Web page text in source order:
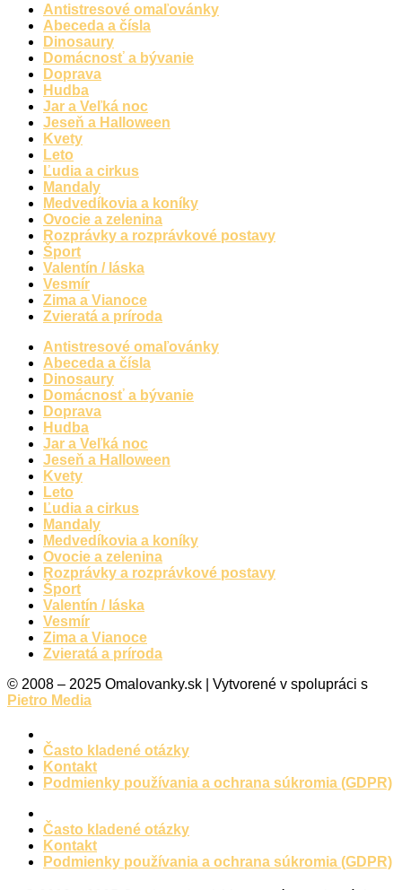
Antistresové omaľovánky
Abeceda a čísla
Dinosaury
Domácnosť a bývanie
Doprava
Hudba
Jar a Veľká noc
Jeseň a Halloween
Kvety
Leto
Ľudia a cirkus
Mandaly
Medvedíkovia a koníky
Ovocie a zelenina
Rozprávky a rozprávkové postavy
Šport
Valentín / láska
Vesmír
Zima a Vianoce
Zvieratá a príroda
Antistresové omaľovánky
Abeceda a čísla
Dinosaury
Domácnosť a bývanie
Doprava
Hudba
Jar a Veľká noc
Jeseň a Halloween
Kvety
Leto
Ľudia a cirkus
Mandaly
Medvedíkovia a koníky
Ovocie a zelenina
Rozprávky a rozprávkové postavy
Šport
Valentín / láska
Vesmír
Zima a Vianoce
Zvieratá a príroda
© 2008 – 2025 Omalovanky.sk | Vytvorené v spolupráci s
Pietro Media
Často kladené otázky
Kontakt
Podmienky používania a ochrana súkromia (GDPR)
Často kladené otázky
Kontakt
Podmienky používania a ochrana súkromia (GDPR)